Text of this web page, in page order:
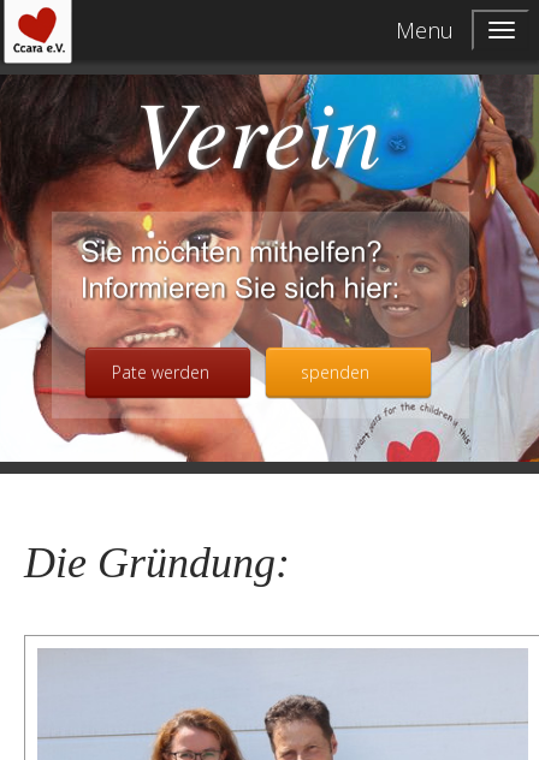
Menu
Verein
Pate werden spenden
Die Gründung: